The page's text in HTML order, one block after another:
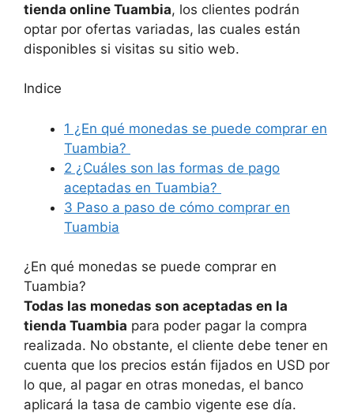
tienda online Tuambia, los clientes podrán
optar por ofertas variadas, las cuales están
disponibles si visitas su sitio web.
Indice
1 ¿En qué monedas se puede comprar en
Tuambia?
2 ¿Cuáles son las formas de pago
aceptadas en Tuambia?
3 Paso a paso de cómo comprar en
Tuambia
¿En qué monedas se puede comprar en
Tuambia?
Todas las monedas son aceptadas en la
tienda Tuambia para poder pagar la compra
realizada. No obstante, el cliente debe tener en
cuenta que los precios están fijados en USD por
lo que, al pagar en otras monedas, el banco
aplicará la tasa de cambio vigente ese día.